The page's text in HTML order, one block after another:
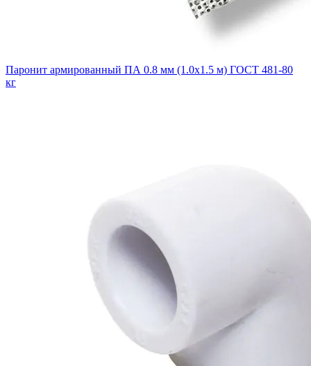
Паронит армированный ПА 0.8 мм (1.0х1.5 м) ГОСТ 481-80
кг